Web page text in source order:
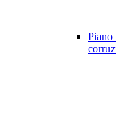
Piano